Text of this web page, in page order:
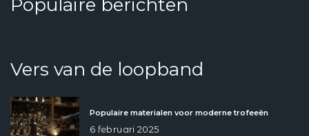
Populaire berichten
Vers van de loopband
Populaire materialen voor moderne trofeeën
6 februari 2025